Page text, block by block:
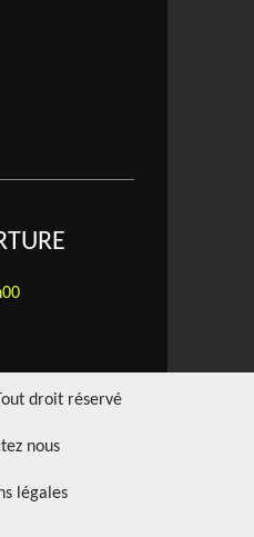
droit réservé
nous
légales